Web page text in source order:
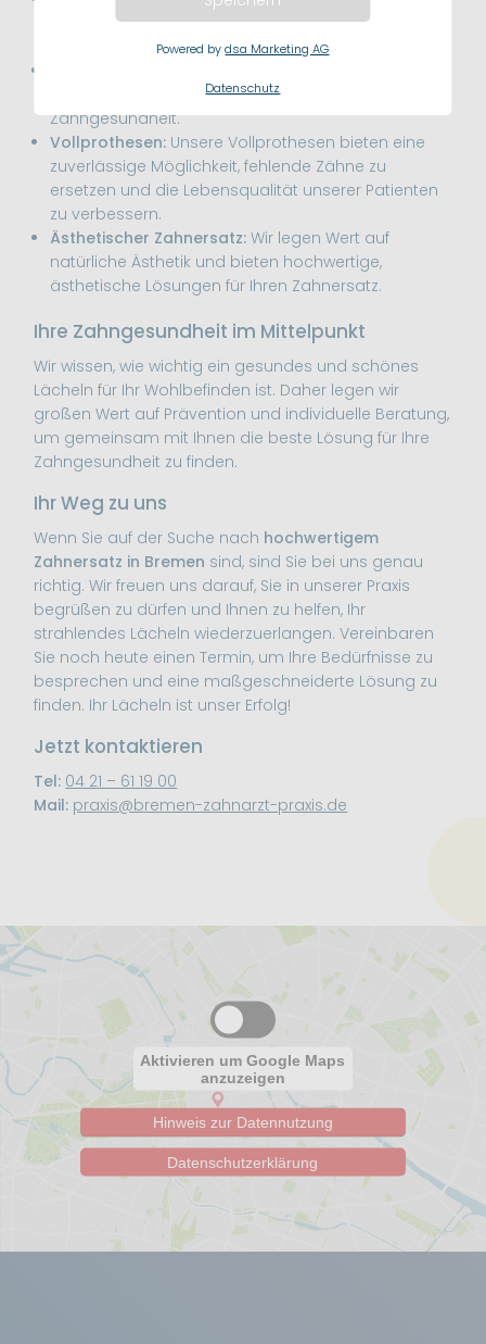
Kronen und Brücken ersetzen fehlende Zähne und
stellen die Funktionalität Ihres Gebisses wieder her.
und ästhetische Lösung zur Wiederherstellung Ihrer
Zahngesundheit.
Vollprothesen: Unsere Vollprothesen bieten eine
zuverlässige Möglichkeit, fehlende Zähne zu
ersetzen und die Lebensqualität unserer Patienten
zu verbessern.
Ästhetischer Zahnersatz: Wir legen Wert auf
natürliche Ästhetik und bieten hochwertige,
ästhetische Lösungen für Ihren Zahnersatz.
Ihre Zahngesundheit im Mittelpunkt
Wir wissen, wie wichtig ein gesundes und schönes
Lächeln für Ihr Wohlbefinden ist. Daher legen wir
großen Wert auf Prävention und individuelle Beratung,
um gemeinsam mit Ihnen die beste Lösung für Ihre
Zahngesundheit zu finden.
Ihr Weg zu uns
Wenn Sie auf der Suche nach hochwertigem
Zahnersatz in Bremen sind, sind Sie bei uns genau
richtig. Wir freuen uns darauf, Sie in unserer Praxis
begrüßen zu dürfen und Ihnen zu helfen, Ihr
strahlendes Lächeln wiederzuerlangen. Vereinbaren
Sie noch heute einen Termin, um Ihre Bedürfnisse zu
besprechen und eine maßgeschneiderte Lösung zu
finden. Ihr Lächeln ist unser Erfolg!
Jetzt kontaktieren
Tel: 04 21 – 61 19 00
Mail: praxis@bremen-zahnarzt-praxis.de
Aktivieren um Google Maps
anzuzeigen
Hinweis zur Datennutzung
Datenschutzerklärung
Powered bydsa Marketing AG
Datenschutz